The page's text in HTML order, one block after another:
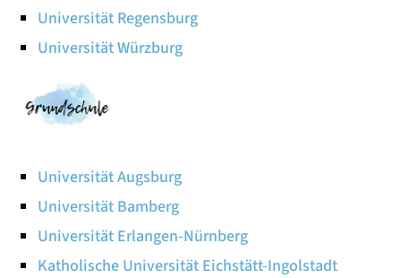
Universität Regensburg
Universität Würzburg
Universität Augsburg
Universität Bamberg
Universität Erlangen-Nürnberg
Katholische Universität Eichstätt-Ingolstadt